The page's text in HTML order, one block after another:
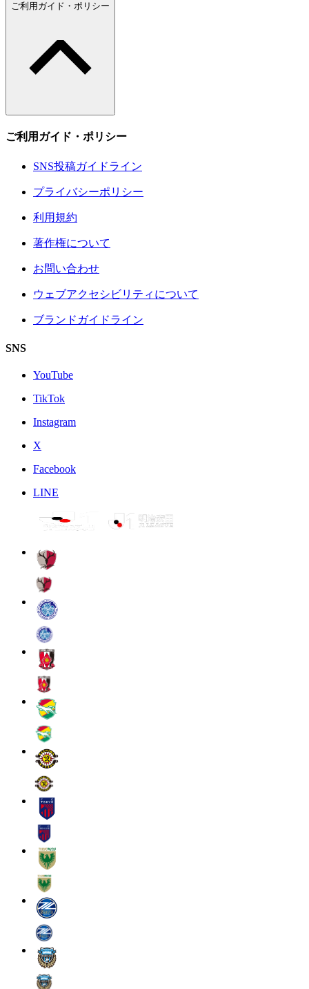
ご利用ガイド・ポリシー
ご利用ガイド・ポリシー
SNS投稿ガイドライン
プライバシーポリシー
利用規約
著作権について
お問い合わせ
ウェブアクセシビリティについて
ブランドガイドライン
SNS
YouTube
TikTok
Instagram
X
Facebook
LINE